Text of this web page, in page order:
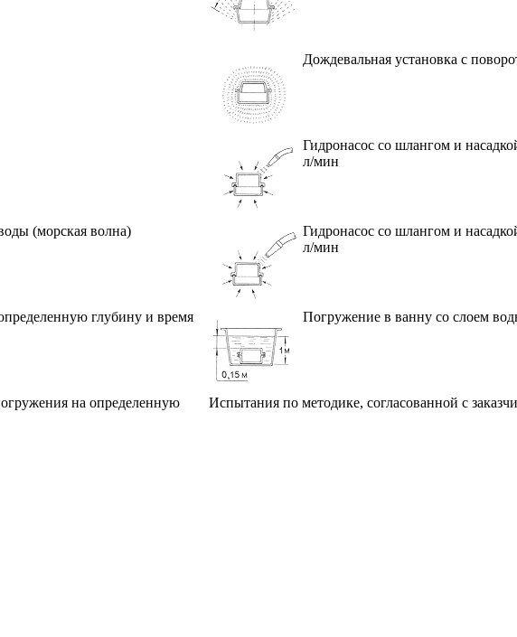
Дождевальная установка с
Гидронасос со шлангом и
л/мин
(морская волна)
Гидронасос со шлангом и
л/мин
глубину и время Погружение в ванну со слоем
на определенную
Испытания по методике, согласованной с